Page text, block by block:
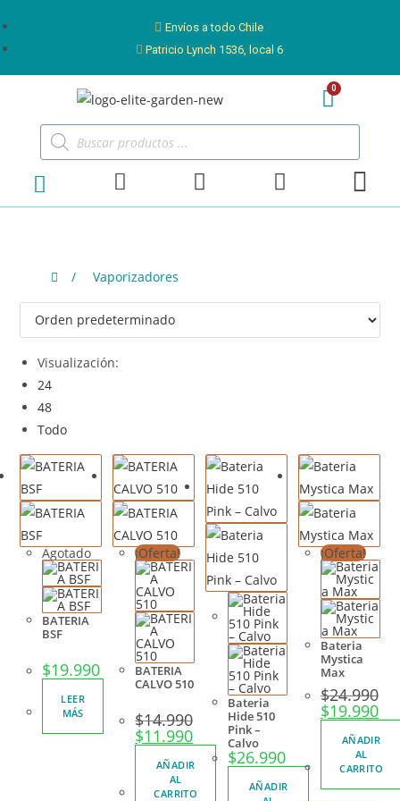
Envíos a todo Chile
Patricio Lynch 1536, local 6
/ Vaporizadores
Visualización:
24
48
Todo
Agotado
BATERIA
BSF
$19.990
LEER
MÁS
¡Oferta!
BATERIA
CALVO 510
$14.990
$11.990
AÑADIR
AL
CARRITO
Bateria
Hide 510
Pink –
Calvo
$26.990
AÑADIR
¡Oferta!
Bateria
Mystica
Max
$24.990
$19.990
AÑADIR
AL
CARRITO